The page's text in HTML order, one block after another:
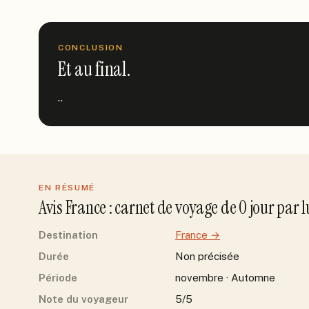
CONCLUSION
Et au final.
..
EN RÉSUMÉ
AvisFrance: carnet de voyage de0jourpar
Destination France →
Durée
Non précisée
Période
novembre · Automne
Note du voyageur
5/5